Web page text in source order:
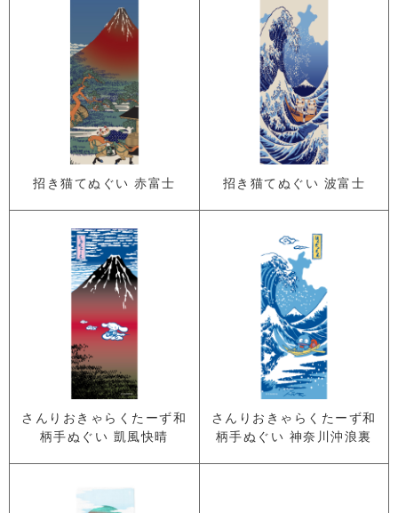
招き猫てぬぐい 赤富士 招き猫てぬぐい 波富士
さんりおきゃらくたーず和
柄手ぬぐい 凱風快晴
さんりおきゃらくたーず和
柄手ぬぐい 神奈川沖浪裏